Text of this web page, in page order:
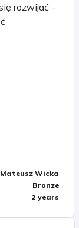
rozwijać -
Mateusz Wicka
Bronze
2 years